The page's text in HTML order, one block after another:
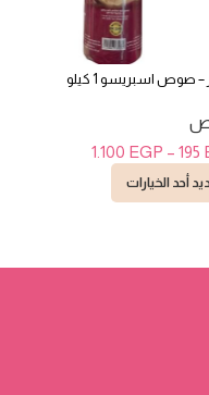
– صوص اسبريسو 1 كيلو
195
–
1.100 EGP
أحد الخيارات